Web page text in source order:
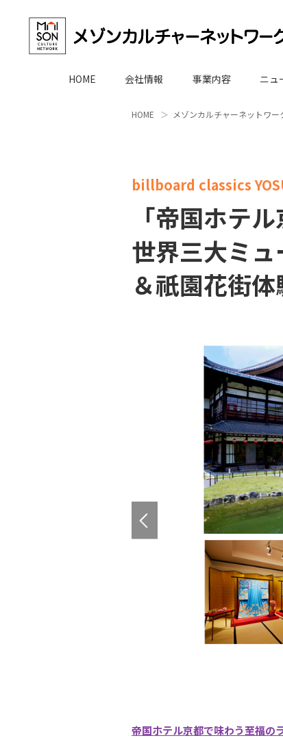
HOME 会社情報 事業内容 ニュ
HOME メゾンカルチャーネットワー
billboard classics
「帝国ホテ
世界三大ミ
＆祇園花街
帝国ホテル京都で味わう至福の